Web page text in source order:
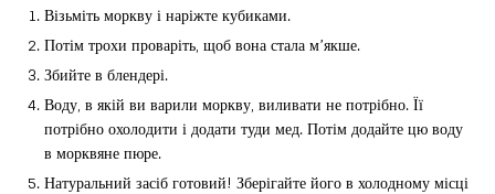
Візьміть моркву і наріжте кубиками.
Потім трохи проваріть, щоб вона стала м’якше.
Збийте в блендері.
Воду, в якій ви варили моркву, виливати не потрібно. Її
потрібно охолодити і додати туди мед. Потім додайте цю воду
в морквяне пюре.
Натуральний засіб готовий! Зберігайте його в холодному місці